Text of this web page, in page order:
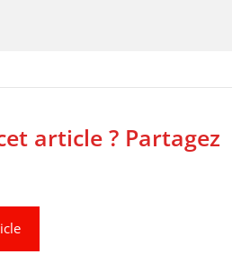
article ? Partagez